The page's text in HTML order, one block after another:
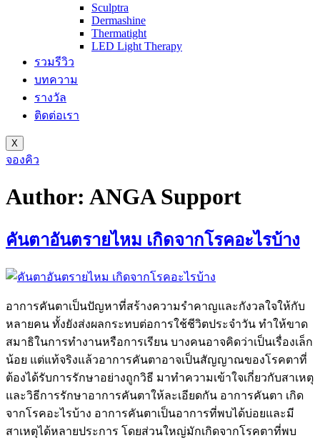
Sculptra
Dermashine
Thermatight
LED Light Therapy
รวมรีวิว
บทความ
รางวัล
ติดต่อเรา
X
จองคิว
Author: ANGA Support
คันตาอันตรายไหม เกิดจากโรคอะไรบ้าง
อาการคันตาเป็นปัญหาที่สร้างความรำคาญและกังวลใจให้กับ
หลายคน ทั้งยังส่งผลกระทบต่อการใช้ชีวิตประจำวัน ทำให้ขาด
สมาธิในการทำงานหรือการเรียน บางคนอาจคิดว่าเป็นเรื่องเล็ก
น้อย แต่แท้จริงแล้วอาการคันตาอาจเป็นสัญญาณของโรคตาที่
ต้องได้รับการรักษาอย่างถูกวิธี มาทำความเข้าใจเกี่ยวกับสาเหตุ
และวิธีการรักษาอาการคันตาให้ละเอียดกัน อาการคันตา เกิด
จากโรคอะไรบ้าง อาการคันตาเป็นอาการที่พบได้บ่อยและมี
สาเหตุได้หลายประการ โดยส่วนใหญ่มักเกิดจากโรคตาที่พบ